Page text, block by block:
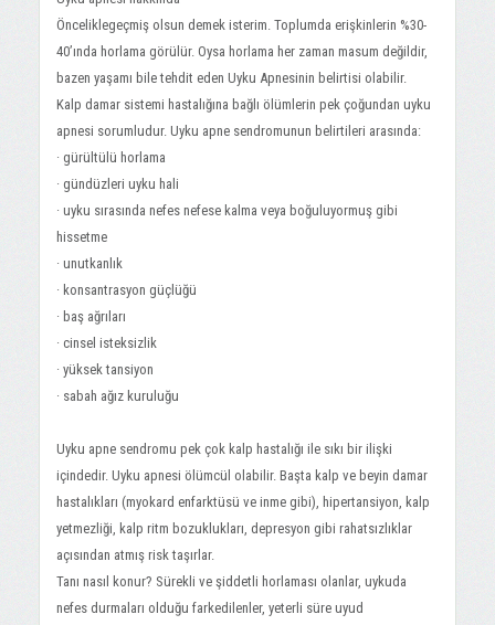
Önceliklegeçmiş olsun demek isterim. Toplumda erişkinlerin %30-
40’ında horlama görülür. Oysa horlama her zaman masum değildir,
bazen yaşamı bile tehdit eden Uyku Apnesinin belirtisi olabilir.
Kalp damar sistemi hastalığına bağlı ölümlerin pek çoğundan uyku
apnesi sorumludur. Uyku apne sendromunun belirtileri arasında:
· gürültülü horlama
· gündüzleri uyku hali
· uyku sırasında nefes nefese kalma veya boğuluyormuş gibi
hissetme
· unutkanlık
· konsantrasyon güçlüğü
· baş ağrıları
· cinsel isteksizlik
· yüksek tansiyon
· sabah ağız kuruluğu
Uyku apne sendromu pek çok kalp hastalığı ile sıkı bir ilişki
içindedir. Uyku apnesi ölümcül olabilir. Başta kalp ve beyin damar
hastalıkları (myokard enfarktüsü ve inme gibi), hipertansiyon, kalp
yetmezliği, kalp ritm bozuklukları, depresyon gibi rahatsızlıklar
açısından atmış risk taşırlar.
Tanı nasıl konur? Sürekli ve şiddetli horlaması olanlar, uykuda
nefes durmaları olduğu farkedilenler, yeterli süre uyud